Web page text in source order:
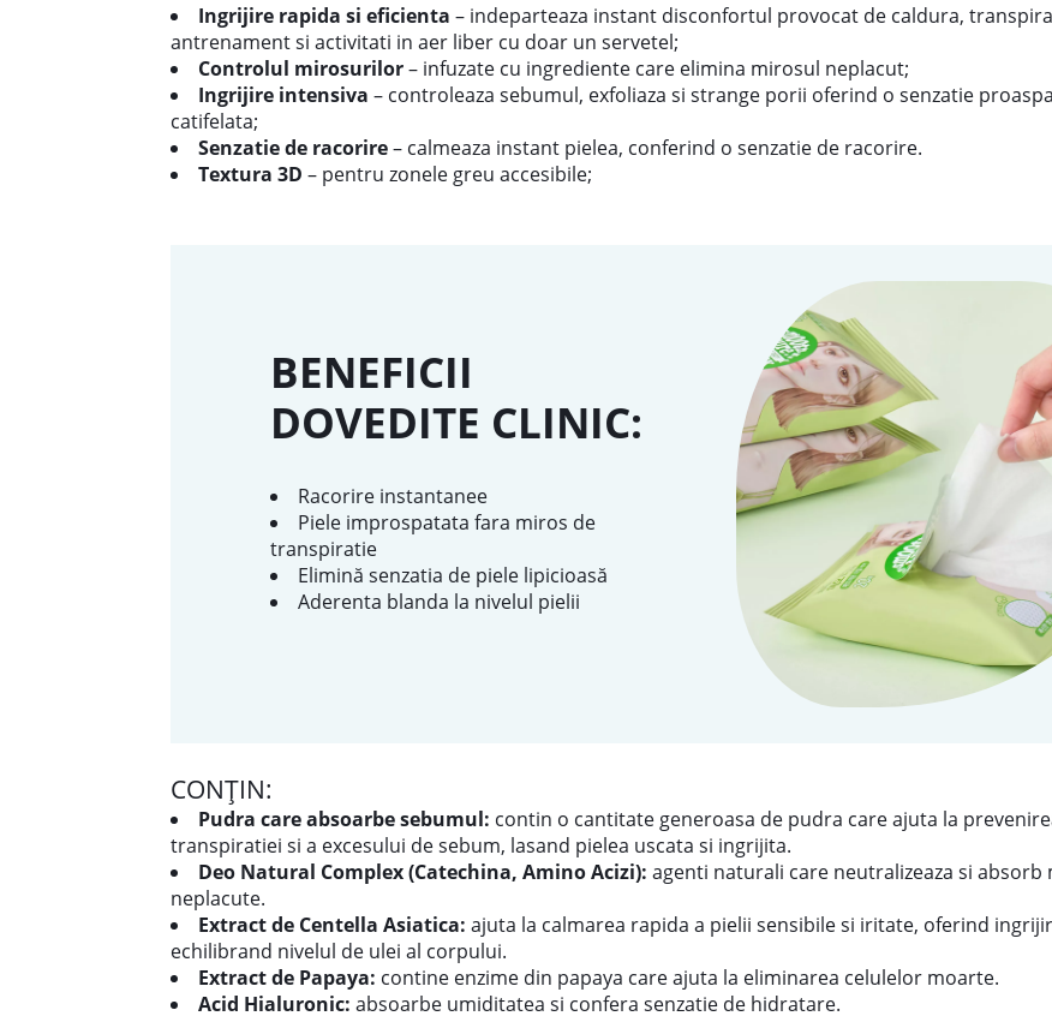
Ingrijire rapida si eficienta – indeparteaza instant disconfortul provocat de caldura,
antrenament si activitati in aer liber cu doar un servetel;
Controlul mirosurilor– infuzate cu ingrediente care elimina mirosul neplacut;
Ingrijire intensiva – controleaza sebumul, exfoliaza si strange porii oferind o senzatie
catifelata;
Senzatie de racorire– calmeaza instant pielea, conferind o senzatie de racorire.
Textura 3D – pentru zonele greu accesibile;
BENEFICII
DOVEDITE CLINIC:
Racorire instantanee
Piele improspatata fara miros de
transpiratie
Elimină senzatia de piele lipicioasă
Aderenta blanda la nivelul pielii
CONȚIN:
Pudra care absoarbe sebumul: contin o cantitate generoasa de pudra care ajuta la
transpiratiei si a excesului de sebum, lasand pielea uscata si ingrijita.
Deo Natural Complex (Catechina, Amino Acizi): agenti naturali care neutralizeaza si
neplacute.
Extract de Centella Asiatica: ajuta la calmarea rapida a pielii sensibile si iritate, oferind
echilibrand nivelul de ulei al corpului.
Extract de Papaya: contine enzime din papaya care ajuta la eliminarea celulelor moarte.
Acid Hialuronic: absoarbe umiditatea si confera senzatie de hidratare.